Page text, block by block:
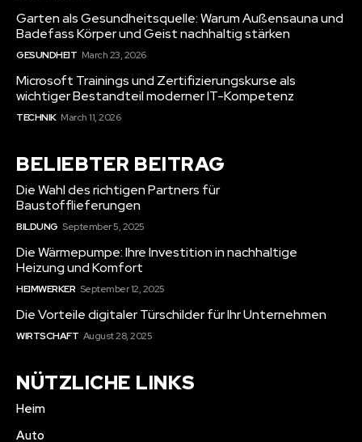
Garten als Gesundheitsquelle: Warum Außensauna und
Badefass Körper und Geist nachhaltig stärken
GESUNDHEIT March 23, 2026
Microsoft Trainings und Zertifizierungskurse als
wichtiger Bestandteil moderner IT-Kompetenz
TECHNIK March 11, 2026
BELIEBTER BEITRAG
Die Wahl des richtigen Partners für
Baustofflieferungen
BILDUNG September 5, 2025
Die Wärmepumpe: Ihre Investition in nachhaltige
Heizung und Komfort
HEIMWERKER September 12, 2025
Die Vorteile digitaler Türschilder für Ihr Unternehmen
WIRTSCHAFT August 28, 2025
NÜTZLICHE LINKS
Heim
Auto